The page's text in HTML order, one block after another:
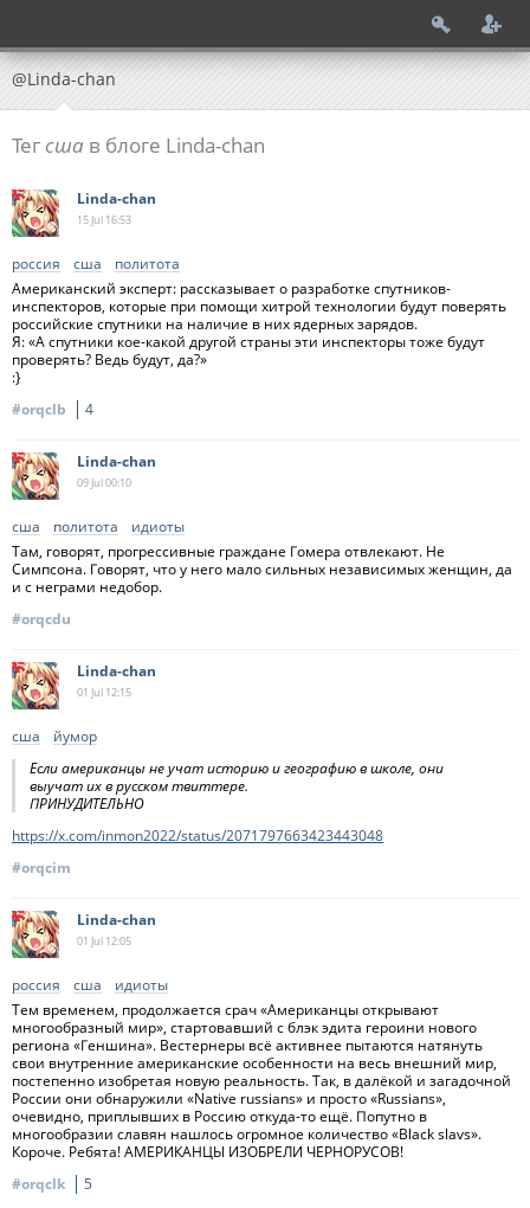
@Linda-chan
Тег сша в блоге Linda-chan
Linda-chan
15 Jul 16:53
россия сша
политота
Американский эксперт: рассказывает о разработке спутников-
инспекторов, которые при помощи хитрой технологии будут поверять
российские спутники на наличие в них ядерных зарядов.
Я: «А спутники кое-какой другой страны эти инспекторы тоже будут
проверять? Ведь будут, да?»
:}
#orqclb
4
Linda-chan
09 Jul00:10
сша политота
идиоты
Там, говорят, прогрессивные граждане Гомера отвлекают. Не
Симпсона. Говорят, что у него мало сильных независимых женщин, да
и с неграми недобор.
#orqcdu
Linda-chan
01 Jul 12:15
сша
йумор
Если американцы не учат историю и географию в школе, они
выучат их в русском твиттере.
ПРИНУДИТЕЛЬНО
https://x.com/inmon2022/status/2071797663423443048
#orqcim
Linda-chan
01 Jul 12:05
россия сша
идиоты
Тем временем, продолжается срач «Американцы открывают
многообразный мир», стартовавший с блэк эдита героини нового
региона «Геншина». Вестернеры всё активнее пытаются натянуть
свои внутренние американские особенности на весь внешний мир,
постепенно изобретая новую реальность. Так, в далёкой и загадочной
России они обнаружили «Native russians» и просто «Russians»,
очевидно, приплывших в Россию откуда-то ещё. Попутно в
многообразии славян нашлось огромное количество «Black slavs».
Короче. Ребята! АМЕРИКАНЦЫ ИЗОБРЕЛИ ЧЕРНОРУСОВ!
#orqclk
5